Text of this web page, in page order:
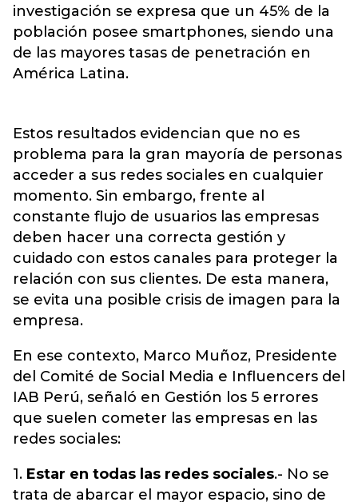
investigación se expresa que un 45% de la
población posee smartphones, siendo una
de las mayores tasas de penetración en
América Latina.
Estos resultados evidencian que no es
problema para la gran mayoría de personas
acceder a sus redes sociales en cualquier
momento. Sin embargo, frente al
constante flujo de usuarios las empresas
deben hacer una correcta gestión y
cuidado con estos canales para proteger la
relación con sus clientes. De esta manera,
se evita una posible crisis de imagen para la
empresa.
En ese contexto, Marco Muñoz, Presidente
del Comité de Social Media e Influencers del
IAB Perú, señaló en Gestión los 5 errores
que suelen cometer las empresas en las
redes sociales:
1. Estar en todas las redes sociales.- No se
trata de abarcar el mayor espacio, sino de